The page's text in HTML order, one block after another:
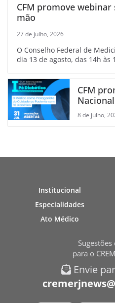
CFM promove
mão
27 de julho, 2026
O Conselho Federal de
dia 13 de agosto, das 14h às
CFM
8 de julho,
Institucional
Especialidades
Ato Médico
para o
Envie